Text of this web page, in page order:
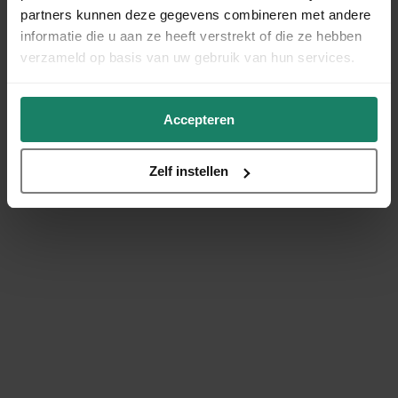
partners kunnen deze gegevens combineren met andere
informatie die u aan ze heeft verstrekt of die ze hebben
verzameld op basis van uw gebruik van hun services.
Accepteren
Zelf instellen